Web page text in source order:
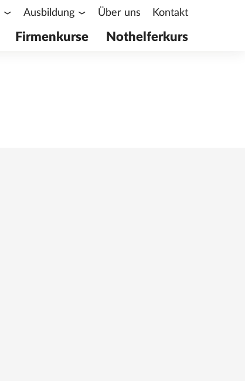
Firmenkurse Nothelferkurs
Ausbildung Über uns Kontakt